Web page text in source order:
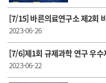
[7/15] 바른의료연구소 제2회
2023-06-26
[7/6]제1회 규제과학 연구 우
2023-06-22